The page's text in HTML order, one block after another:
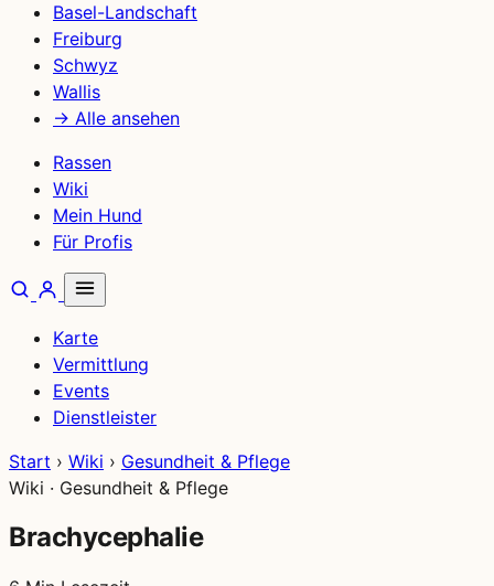
Basel-Landschaft
Freiburg
Schwyz
Wallis
→ Alle ansehen
Rassen
Wiki
Mein Hund
Für Profis
Karte
Vermittlung
Events
Dienstleister
Start › Wiki › Gesundheit & Pflege
Wiki · Gesundheit & Pflege
Brachycephalie